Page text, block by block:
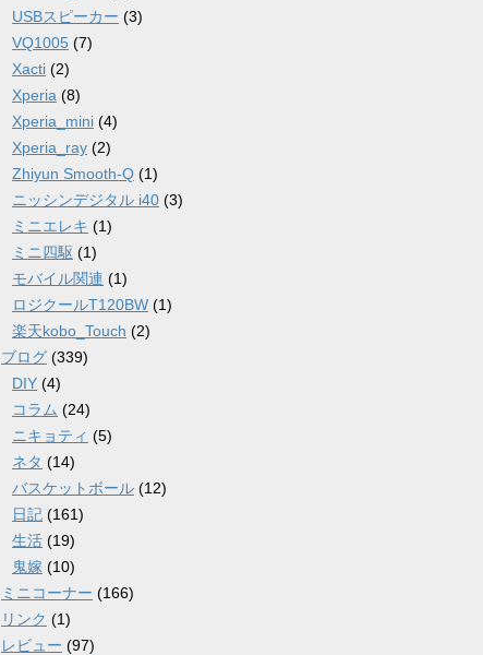
USBスピーカー (3)
VQ1005 (7)
Xacti (2)
Xperia (8)
Xperia_mini (4)
Xperia_ray (2)
Zhiyun Smooth-Q (1)
ニッシンデジタル i40 (3)
ミニエレキ (1)
ミニ四駆 (1)
モバイル関連 (1)
ロジクールT120BW (1)
楽天kobo_Touch (2)
ブログ (339)
DIY (4)
コラム (24)
ニキョティ (5)
ネタ (14)
バスケットボール (12)
日記 (161)
生活 (19)
鬼嫁 (10)
ミニコーナー (166)
リンク (1)
レビュー (97)